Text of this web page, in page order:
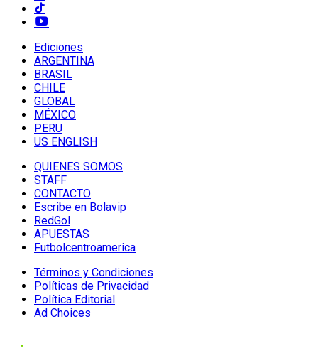
Ediciones
ARGENTINA
BRASIL
CHILE
GLOBAL
MÉXICO
PERU
US ENGLISH
QUIENES SOMOS
STAFF
CONTACTO
Escribe en Bolavip
RedGol
APUESTAS
Futbolcentroamerica
Términos y Condiciones
Políticas de Privacidad
Política Editorial
Ad Choices